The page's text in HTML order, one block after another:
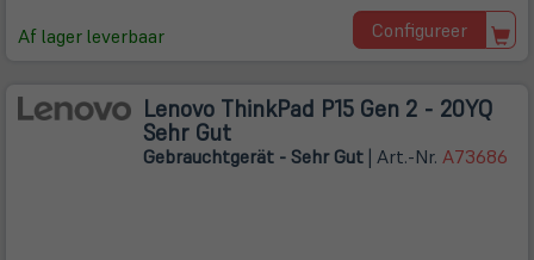
Af lager leverbaar Configureer
Lenovo ThinkPad P15 Gen 2 - 20YQ
Sehr Gut
Gebrauchtgerät - Sehr Gut | Art.-Nr. A73686